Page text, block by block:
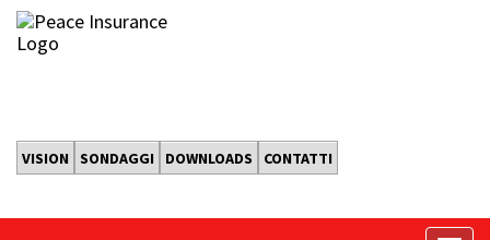
VISION SONDAGGI DOWNLOADS CONTATTI